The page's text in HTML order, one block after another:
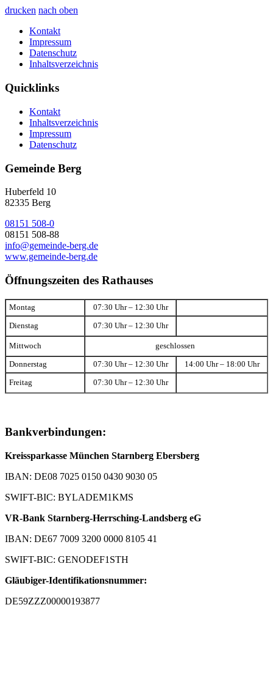
drucken nach oben
Kontakt
Impressum
Datenschutz
Inhaltsverzeichnis
Quicklinks
Kontakt
Inhaltsverzeichnis
Impressum
Datenschutz
Gemeinde Berg
Huberfeld 10
82335 Berg
08151 508-0
08151 508-88
info@gemeinde-berg.de
www.gemeinde-berg.de
Öffnungszeiten des Rathauses
Montag 07:30 Uhr – 12:30 Uhr
Dienstag 07:30 Uhr – 12:30 Uhr
Mittwoch geschlossen
Donnerstag 07:30 Uhr – 12:30 Uhr 14:00 Uhr – 18:00 Uhr
Freitag 07:30 Uhr – 12:30 Uhr
Bankverbindungen:
Kreissparkasse München Starnberg Ebersberg
IBAN: DE08 7025 0150 0430 9030 05
SWIFT-BIC: BYLADEM1KMS
VR-Bank Starnberg-Herrsching-Landsberg eG
IBAN: DE67 7009 3200 0000 8105 41
SWIFT-BIC: GENODEF1STH
Gläubiger-Identifikationsnummer:
DE59ZZZ00000193877